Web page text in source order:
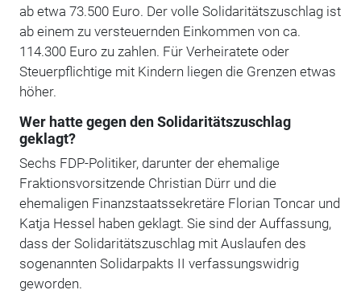
ab etwa 73.500 Euro. Der volle Solidaritätszuschlag ist
ab einem zu versteuernden Einkommen von ca.
114.300 Euro zu zahlen. Für Verheiratete oder
Steuerpflichtige mit Kindern liegen die Grenzen etwas
höher.
Wer hatte gegen den Solidaritätszuschlag
geklagt?
Sechs FDP-Politiker, darunter der ehemalige
Fraktionsvorsitzende Christian Dürr und die
ehemaligen Finanzstaatssekretäre Florian Toncar und
Katja Hessel haben geklagt. Sie sind der Auffassung,
dass der Solidaritätszuschlag mit Auslaufen des
sogenannten Solidarpakts II verfassungswidrig
geworden.